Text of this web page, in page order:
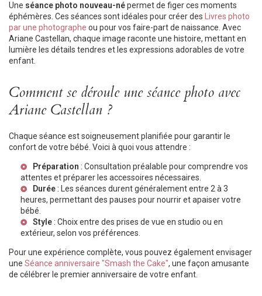
Une séance photo nouveau-népermet de figer ces moments
éphémères. Ces séances sont idéales pour créer des
Livres photo
par une photographe ou pour vos faire-part de naissance. Avec
Ariane Castellan, chaque image raconte une histoire, mettant en
lumière les détails tendres et les expressions adorables de votre
enfant.
Comment se déroule une séance photo avec
Ariane Castellan ?
Chaque séance est soigneusement planifiée pour garantir le
confort de votre bébé. Voici à quoi vous attendre :
Préparation : Consultation préalable pour comprendre vos
attentes et préparer les accessoires nécessaires.
Durée : Les séances durent généralement entre 2 à 3
heures, permettant des pauses pour nourrir et apaiser votre
bébé.
Style : Choix entre des prises de vue en studio ou en
extérieur, selon vos préférences.
Pour une expérience complète, vous pouvez également envisager
une Séance anniversaire "Smash the Cake", une façon amusante
de célébrer le premier anniversaire de votre enfant.